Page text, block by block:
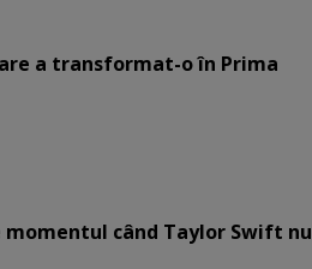
a transformat-o în Prima
momentul când Taylor Swift nu